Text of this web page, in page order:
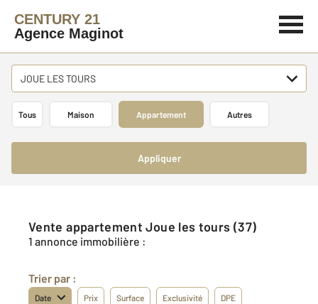
CENTURY 21
Agence Maginot
JOUE LES TOURS
Tous Maison Appartement Autres
Appliquer
Vente appartement Joue les tours (37)
1 annonce immobilière :
Trier par :
Date Prix Surface Exclusivité DPE